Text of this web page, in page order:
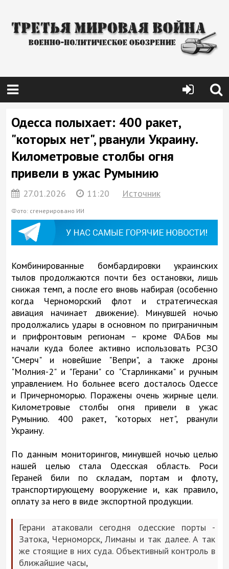
Одесса полыхает: 400 ракет,
"которых нет", рванули Украину.
Километровые столбы огня
привели в ужас Румынию
27.01.2026 11:20 Источник
Фото: сгенерировано ИИ
Комбинированные бомбардировки украинских
тылов продолжаются почти без остановки, лишь
снижая темп, а после его вновь набирая (особенно
когда Черноморский флот и стратегическая
авиация начинает движение). Минувшей ночью
продолжались удары в основном по приграничным
и прифронтовым регионам – кроме ФАБов мы
начали куда более активно использовать РСЗО
"Смерч" и новейшие "Вепри", а также дроны
"Молния-2" и "Герани" со "Старлинками" и ручным
управлением. Но больнее всего досталось Одессе
и Причерноморью. Поражены очень жирные цели.
Километровые столбы огня привели в ужас
Румынию. 400 ракет, "которых нет", рванули
Украину.
По данным мониторингов, минувшей ночью целью
нашей целью стала Одесская область. Роси
Гераней били по складам, портам и флоту,
транспортирующему вооружение и, как правило,
оплату за него в виде экспортной продукции.
Герани атаковали сегодня одесские порты -
Затока, Черноморск, Лиманы и так далее. А так
же стоящие в них суда. Объективный контроль в
ближайшие часы,